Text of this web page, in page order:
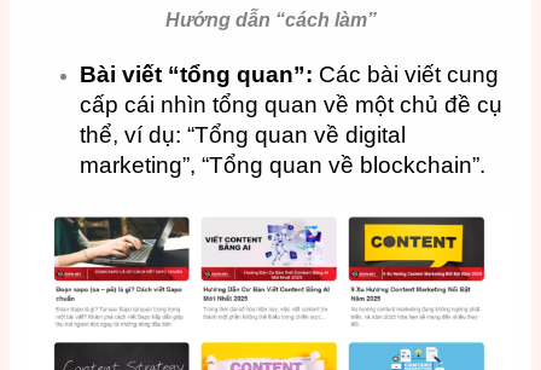
Hướng dẫn “cách làm”
Bài viết “tổng quan”: Các bài viết cung
cấp cái nhìn tổng quan về một chủ đề cụ
thể, ví dụ: “Tổng quan về digital
marketing”, “Tổng quan về blockchain”.